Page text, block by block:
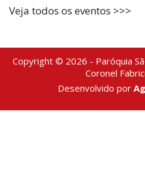
Veja todos os eventos >>>
Copyright © 2026 - Paróquia
Coronel
Desenvolvido por